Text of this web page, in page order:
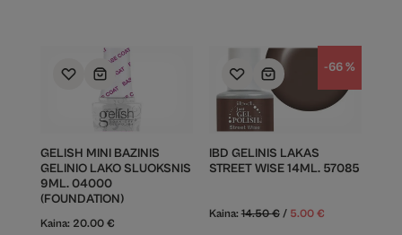
GELISH MINI BAZINIS
GELINIO LAKO SLUOKSNIS
9ML. 04000
(FOUNDATION)
Kaina: 20.00 €
-66 %
IBD GELINIS LAKAS
STREET WISE 14ML. 57085
Kaina:14.50€ / 5.00 €